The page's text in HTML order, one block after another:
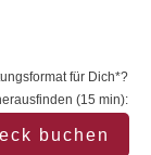
für Dich*?
(15 min):
buchen